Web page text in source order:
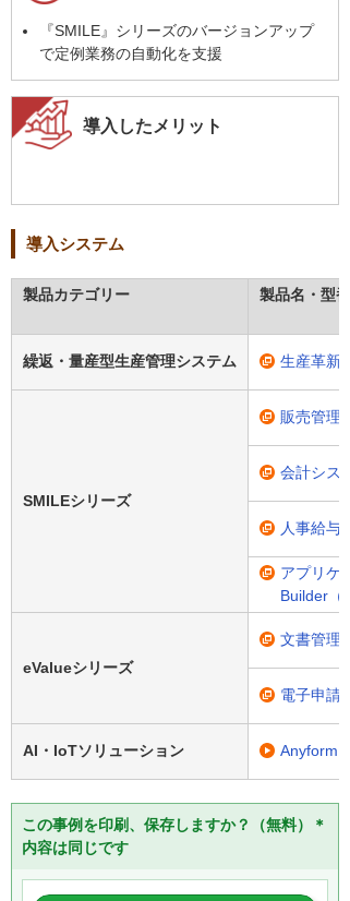
『SMILE』シリーズのバージョンアップ
で定例業務の自動化を支援
導入したメリット
導入システム
製品カテゴリー 製品名・型番
繰返・量産型生産管理システム 生産革新
SMILEシリーズ
販売管理
会計シス
人事給与
アプリケ
Builder（
eValueシリーズ
文書管理
電子申請
AI・IoTソリューション Anyform
この事例を印刷、保存しますか？（無料）＊
内容は同じです